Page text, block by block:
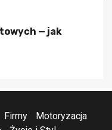
— jak
Firmy
Motoryzacja